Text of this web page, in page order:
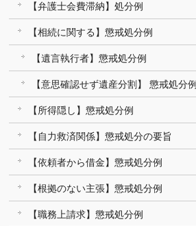
【弁護士会費滞納】処分例
【相続に関する】懲戒処分例
【遺言執行者】懲戒処分例
【意思確認せず遺産分割】 懲戒処分例
【所得隠し】懲戒処分例
【自力救済関係】懲戒処分の要旨
【依頼者から借金】懲戒処分例
【根拠のない主張】懲戒処分例
【職務上請求】懲戒処分例